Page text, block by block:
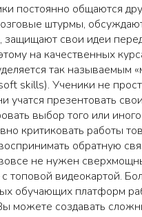
постоянно общаются
штурмы,
защищают свои идеи
на качественных
так называемым
skills). Ученики не
учатся презентовать
выбор того или
критиковать работы
обратную
вовсе не нужен
с топовой видеокартой.
обучающих платформ
можете создавать